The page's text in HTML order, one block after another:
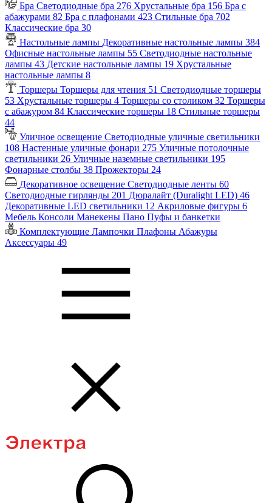
Бра Светодиодные бра 276 Хрустальные бра 156 Бра с
абажурами 82 Бра с плафонами 423 Стильные бра 702
Классические бра 30
Настольные лампы Декоративные настольные лампы 384
Офисные настольные лампы 55 Светодиодные настольные
лампы 43 Детские настольные лампы 19 Хрустальные
настольные лампы 8
Торшеры Торшеры для чтения 51 Светодиодные торшеры
53 Хрустальные торшеры 4 Торшеры со столиком 32 Торшеры
с абажуром 84 Классические торшеры 18 Стильные торшеры
44
Уличное освещение Светодиодные уличные светильники
108 Настенные уличные фонари 275 Уличные потолочные
светильники 26 Уличные наземные светильники 195
Фонарные столбы 38 Прожекторы 24
Декоративное освещение Светодиодные ленты 60
Светодиодные гирлянды 201 Дюралайт (Duralight LED) 46
Декоративные LED светильники 12 Акриловые фигуры 6
Мебель Консоли Манекены Пано Пуфы и банкетки
Комплектующие Лампочки Плафоны Абажуры
Аксессуары 49